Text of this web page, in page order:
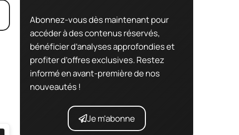
Abonnez-vous dès maintenant pour
accéder à des contenus réservés,
bénéficier d’analyses approfondies et
profiter d’offres exclusives. Restez
informé en avant-première de nos
nouveautés !
Je m'abonne